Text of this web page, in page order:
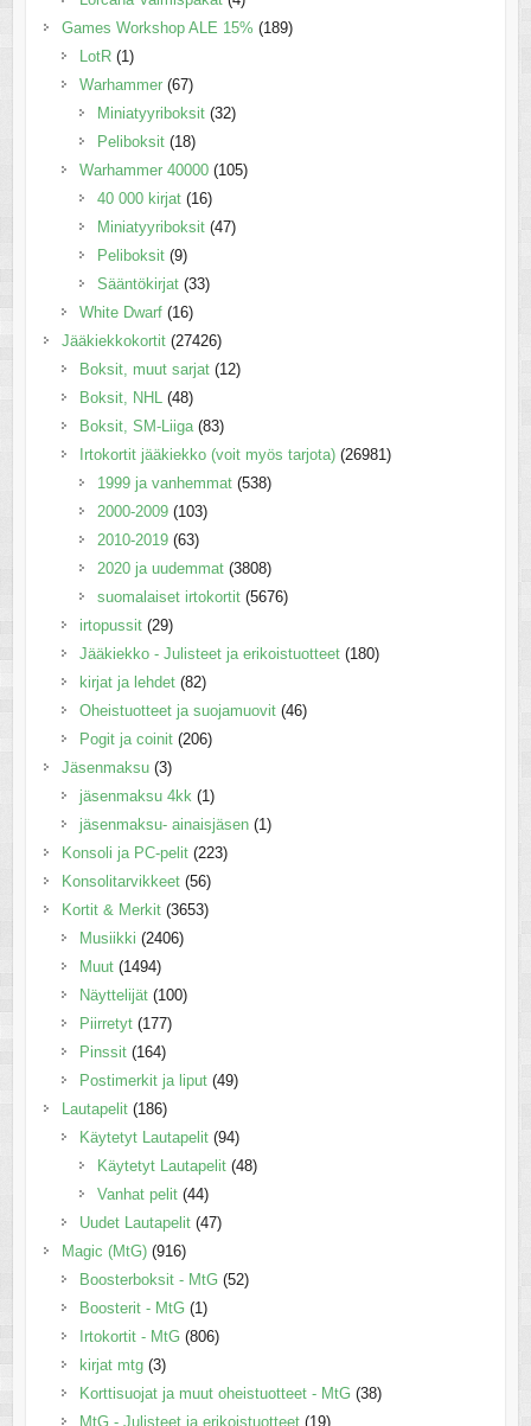
Games Workshop ALE 15% (189)
LotR (1)
Warhammer (67)
Miniatyyriboksit (32)
Peliboksit (18)
Warhammer 40000 (105)
40 000 kirjat (16)
Miniatyyriboksit (47)
Peliboksit (9)
Sääntökirjat (33)
White Dwarf (16)
Jääkiekkokortit (27426)
Boksit, muut sarjat (12)
Boksit, NHL
(48)
Boksit, SM-Liiga (83)
Irtokortit jääkiekko (voit myös tarjota) (26981)
1999 ja vanhemmat (538)
2000-2009 (103)
2010-2019 (63)
2020 ja uudemmat (3808)
suomalaiset irtokortit (5676)
irtopussit (29)
Jääkiekko - Julisteet ja erikoistuotteet (180)
kirjat ja lehdet (82)
Oheistuotteet ja suojamuovit (46)
Pogit ja coinit (206)
Jäsenmaksu (3)
jäsenmaksu 4kk (1)
jäsenmaksu- ainaisjäsen (1)
Konsoli ja PC-pelit (223)
Konsolitarvikkeet (56)
Kortit & Merkit (3653)
Musiikki (2406)
Muut (1494)
Näyttelijät (100)
Piirretyt (177)
Pinssit (164)
Postimerkit ja liput (49)
Lautapelit (186)
Käytetyt Lautapelit (94)
Käytetyt Lautapelit (48)
Vanhat pelit (44)
Uudet Lautapelit (47)
Magic (MtG) (916)
Boosterboksit - MtG (52)
Boosterit - MtG (1)
Irtokortit - MtG (806)
kirjat mtg (3)
Korttisuojat ja muut oheistuotteet - MtG (38)
MtG - Julisteet ja erikoistuotteet (19)